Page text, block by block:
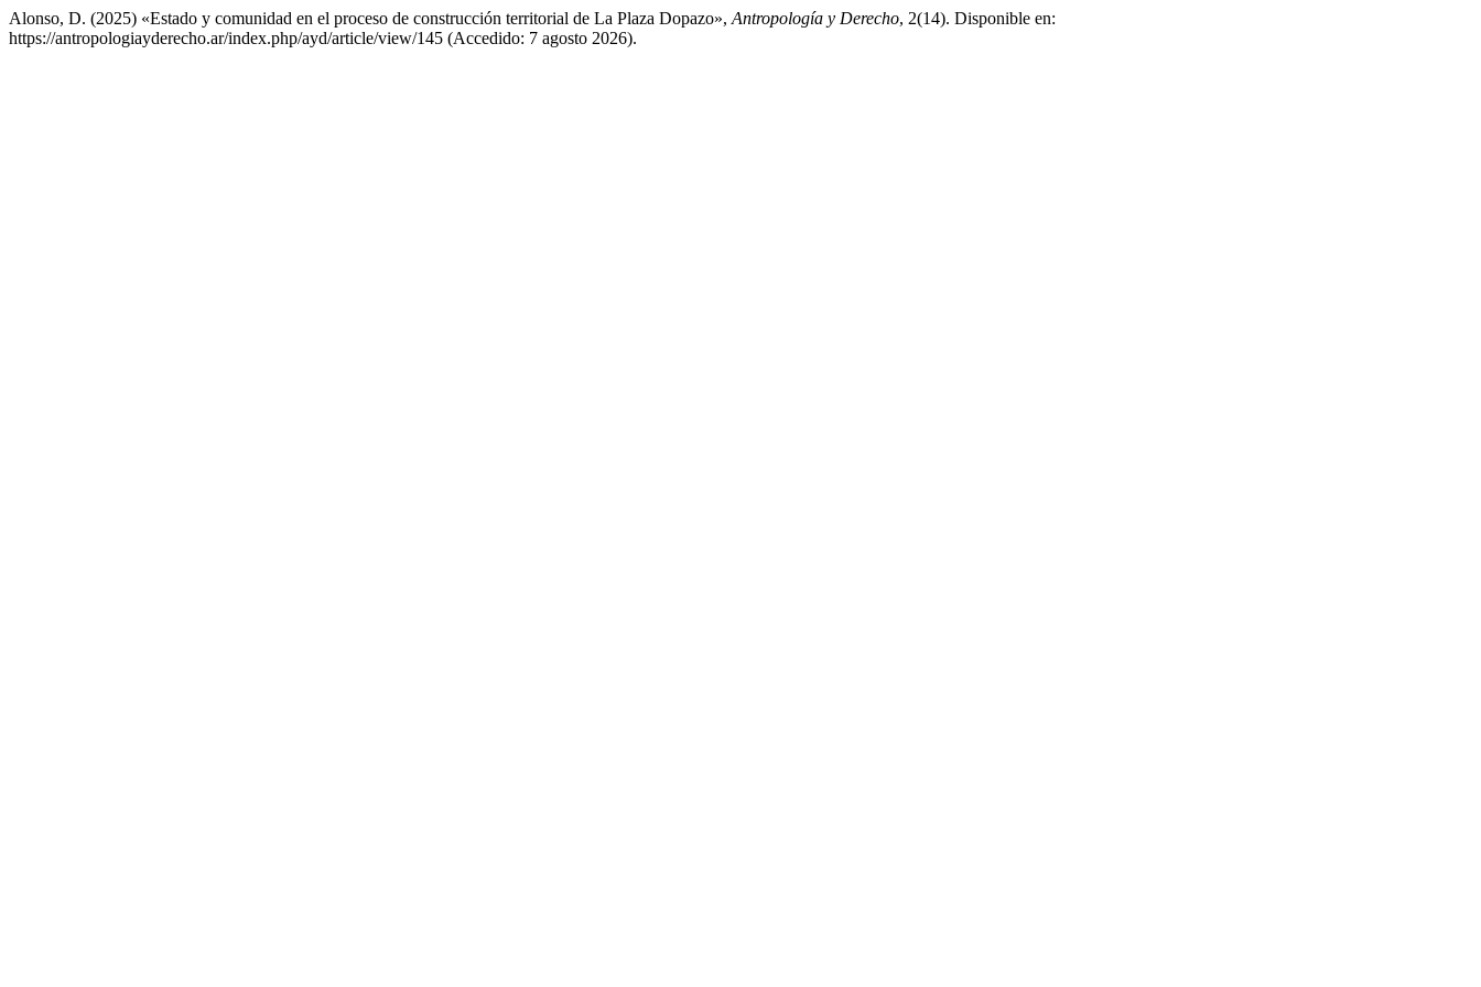
Alonso, D. (2025) «Estado y comunidad en el proceso de construcción territorial de La Plaza Dopazo», Antropología y Derecho, 2(14). Disponible en:
https://antropologiayderecho.ar/index.php/ayd/article/view/145 (Accedido: 7 agosto 2026).